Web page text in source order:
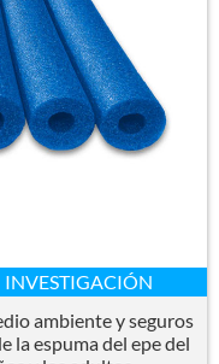
INVESTIGACIÓN
ambiente y seguros
la espuma del epe del